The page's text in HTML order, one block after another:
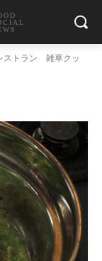
ストラン 雑草クッ